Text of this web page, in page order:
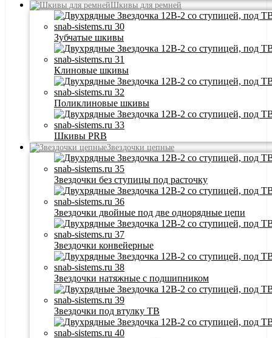
Шкивы для ремней
Зубчатые шкивы
Клиновые шкивы
Поликлиновые шкивы
Шкивы PRB
Звездочки цепные
Звездочки без ступицы под расточку
Звездочки двойные под две однорядные цепи
Звездочки конвейерные
Звездочки натяжные с подшипником
Звездочки под втулку ТВ